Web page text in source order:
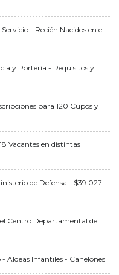
- Recién Nacidos en el
y Portería - Requisitos y
para 120 Cupos y
Vacantes en distintas
de Defensa - $39.027 -
Centro Departamental de
Aldeas Infantiles - Canelones